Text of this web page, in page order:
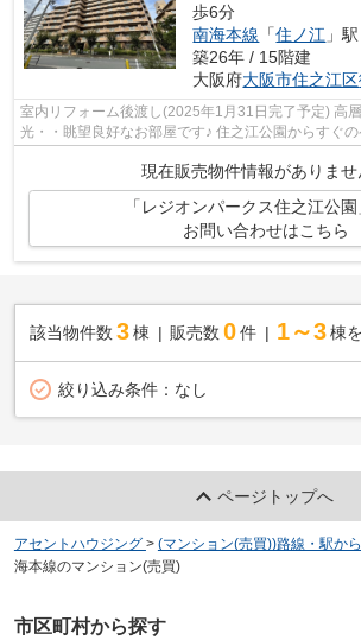
歩6分
南海本線 「住ノ江 」
築26年 / 15階建
大阪府大阪市住之江区
室内リフォーム後渡し(2025年1月31日完了予定) 高
光・・眺望良好なお部屋です♪ 住之江公園からすぐ
約有)なマンション 【内覧希望随時受...
現在販売物件情報がありませ
「レジオンパークス住之江公
お問い合わせはこちら
該当物件数 3棟 販売数 0 件 1～3 棟
絞り込み条件： なし
ページトップへ
アセントハウジング > (マンション(売買))路線・駅か
海本線のマンション(売買)
市区町村から探す